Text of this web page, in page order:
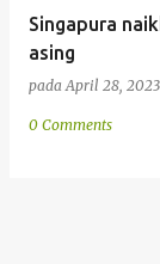
Singapura
asing
padaApril 28, 2023
0 Comments